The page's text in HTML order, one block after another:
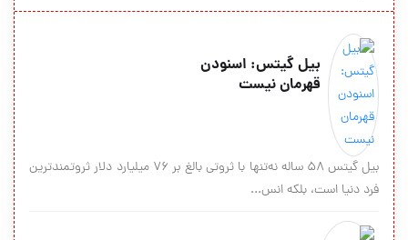
بیل گیتس: اسنودن
قهرمان نیست
بیل گیتس ۵۸ ساله نه‌تنها با ثروتی بالغ بر ۷۶ میلیارد دلار ثروتمندترین
فرد دنیا است، بلکه انس...